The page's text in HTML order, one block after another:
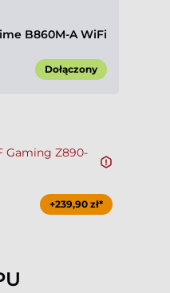
B860M-A WiFi
Dołączony
Gaming Z890-
+239,90 zł*